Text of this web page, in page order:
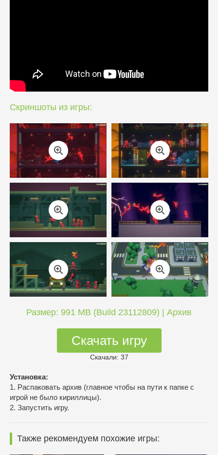
Скриншоты из игры:
Размер: 991 MB (Build 23112809) | Архив
Скачать игру
Скачали: 37
Установка:
1. Распаковать архив (главное чтобы на пути к папке с
игрой не было кириллицы).
2. Запустить игру.
Также рекомендуем похожие игры: